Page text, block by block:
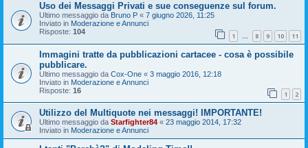
Uso dei Messaggi Privati e sue conseguenze sul forum.
Ultimo messaggio da Bruno P « 7 giugno 2026, 11:25
Inviato in Moderazione e Annunci
Risposte: 104 1 … 8 9 10 11
Immagini tratte da pubblicazioni cartacee - cosa è possibile
pubblicare.
Ultimo messaggio da Cox-One « 3 maggio 2016, 12:18
Inviato in Moderazione e Annunci
Risposte: 16 1 2
Utilizzo del Multiquote nei messaggi! IMPORTANTE!
Ultimo messaggio da Starfighter84 « 23 maggio 2014, 17:32
Inviato in Moderazione e Annunci